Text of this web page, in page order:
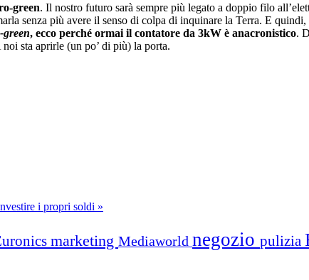
green. Il nostro futuro sarà sempre più legato a doppio filo
senza più avere il senso di colpa di inquinare la Terra. E
green, ecco perché ormai il contatore da 3kW è anacronistico.
sta aprirle (un po’ di più) la porta.
i propri soldi »
marketing Mediaworld negozio pulizia